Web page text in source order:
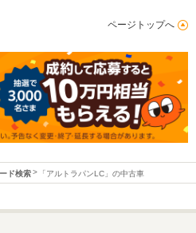
ページトップへ
ド検索 「アルトラパンLC」の中古車